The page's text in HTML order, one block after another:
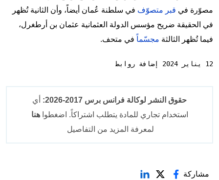
مصوّرة في قبر متصوّف في سلطنة عُمان أيضاً، وأن الثانية تُظهر
في الحقيقة ضريح مؤسس الدولة العثمانية عثمان بن أرطغرل،
فيما تُظهر الثالثة مجسّماً في متحف.
12 يناير 2024 إضافة روابط
حقوق النشر لوكالة فرانس برس 2017-2026:
أي
استخدام تجاري للمادة يتطلب اشتراكاً. اضغطواهنا
لمعرفة المزيد من التفاصيل
مشاركة